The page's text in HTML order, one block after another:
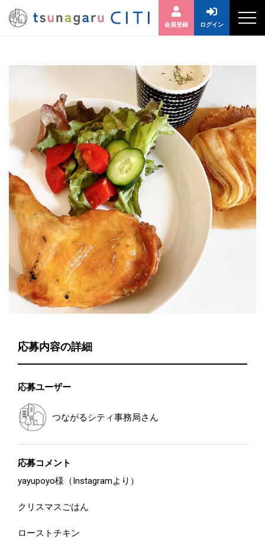
会員登録 ログイン
応募内容の詳細
応募ユーザー
つながるシティ事務局さん
応募コメント
yayupoyo様（Instagramより）
クリスマスごはん
ローストチキン